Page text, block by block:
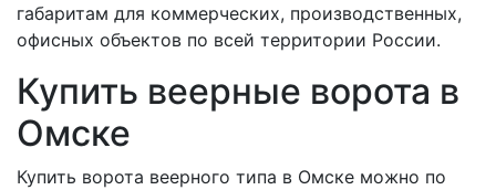
габаритам для коммерческих, производственных,
офисных объектов по всей территории России.
Купить веерные ворота в
Омске
Купить ворота веерного типа в Омске можно по